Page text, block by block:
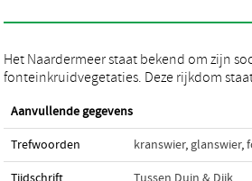
Het Naardermeer staat bekend om zijn
fonteinkruidvegetaties. Deze rijkdom
Aanvullende gegevens
Trefwoorden kranswier, glanswier,